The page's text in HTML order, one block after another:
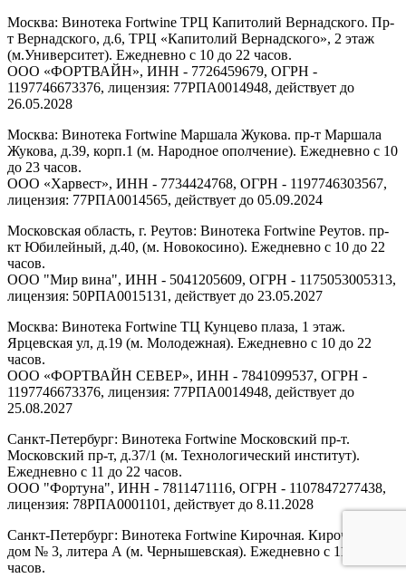
Москва: Винотека Fortwine ТРЦ Капитолий Вернадского. Пр-
т Вернадского, д.6, ТРЦ «Капитолий Вернадского», 2 этаж
(м.Университет). Ежедневно с 10 до 22 часов.
ООО «ФОРТВАЙН», ИНН - 7726459679, ОГРН -
1197746673376, лицензия: 77РПА0014948, действует до
26.05.2028
Москва: Винотека Fortwine Маршала Жукова. пр-т Маршала
Жукова, д.39, корп.1 (м. Народное ополчение). Ежедневно с 10
до 23 часов.
ООО «Харвест», ИНН - 7734424768, ОГРН - 1197746303567,
лицензия: 77РПА0014565, действует до 05.09.2024
Московская область, г. Реутов: Винотека Fortwine Реутов. пр-
кт Юбилейный, д.40, (м. Новокосино). Ежедневно с 10 до 22
часов.
ООО "Мир вина", ИНН - 5041205609, ОГРН - 1175053005313,
лицензия: 50РПА0015131, действует до 23.05.2027
Москва: Винотека Fortwine ТЦ Кунцево плаза, 1 этаж.
Ярцевская ул, д.19 (м. Молодежная). Ежедневно с 10 до 22
часов.
ООО «ФОРТВАЙН СЕВЕР», ИНН - 7841099537, ОГРН -
1197746673376, лицензия: 77РПА0014948, действует до
25.08.2027
Санкт-Петербург: Винотека Fortwine Московский пр-т.
Московский пр-т, д.37/1 (м. Технологический институт).
Ежедневно с 11 до 22 часов.
ООО "Фортуна", ИНН - 7811471116, ОГРН - 1107847277438,
лицензия: 78РПА0001101, действует до 8.11.2028
Санкт-Петербург: Винотека Fortwine Кирочная. Кирочная ул,
дом № 3, литера А (м. Чернышевская). Ежедневно с 11 до 22
часов.